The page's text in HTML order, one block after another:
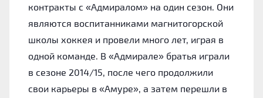
контракты с «Адмиралом» на один сезон. Они
являются воспитанниками магнитогорской
школы хоккея и провели много лет, играя в
одной команде. В «Адмирале» братья играли
в сезоне 2014/15, после чего продолжили
свои карьеры в «Амуре», а затем перешли в